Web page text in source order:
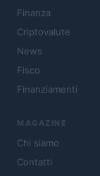
Finanza
Criptovalute
News
Fisco
Finanziamenti
MAGAZINE
Chi siamo
Contatti